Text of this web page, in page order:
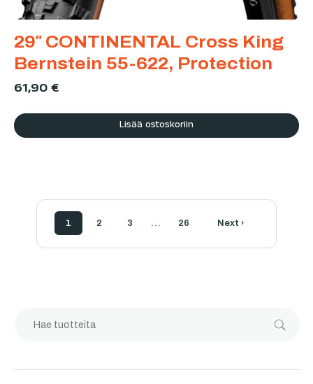
29″ CONTINENTAL Cross King
Bernstein 55-622, Protection
61,90€
Lisää ostoskoriin
1 2 3 … 26 Next ›